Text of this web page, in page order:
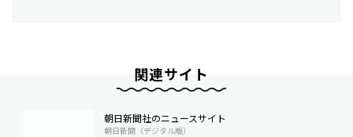
関連サイト
朝日新聞社のニュースサイト
朝日新聞（デジタル版）